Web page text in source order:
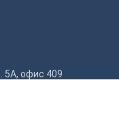
5А, офис 409